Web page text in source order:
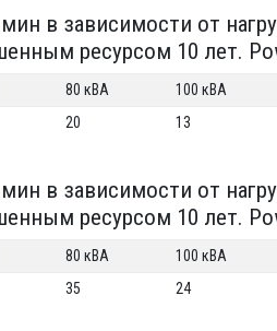
в зависимости от
ресурсом 10 лет.
80 кВА 100 кВА
20 13
в зависимости от
ресурсом 10 лет.
80 кВА 100 кВА
35 24